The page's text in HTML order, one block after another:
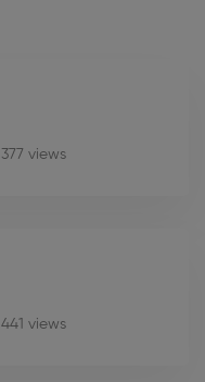
377 views
441 views